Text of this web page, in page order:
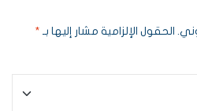
الحقول الإلزامية مشار إليها بـ *